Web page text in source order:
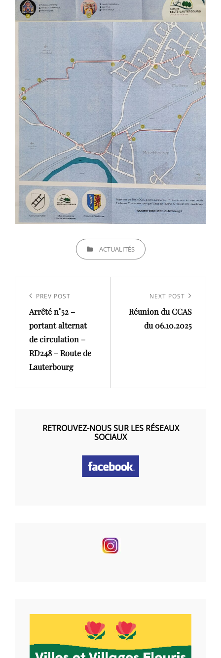
CATEGORIESACTUALITÉS
l’article
Previous
Post
PREV POST
Arrêté n°52 –
portant alternat
de circulation –
RD248 – Route de
Lauterbourg
Post
NEXT POST
Réunion du CCAS
du 06.10.2025
RETROUVEZ-NOUS SUR LES RÉSEAUX
SOCIAUX